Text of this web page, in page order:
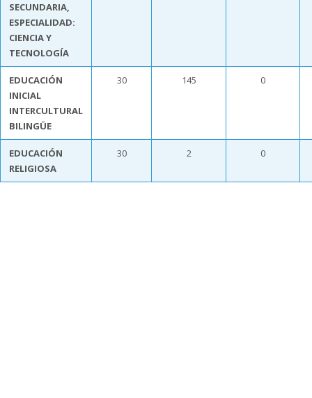
SECUNDARIA,
ESPECIALIDAD:
CIENCIA Y
TECNOLOGÍA
EDUCACIÓN
INICIAL
INTERCULTURAL
BILINGÜE
30 145 0
EDUCACIÓN
RELIGIOSA
30 2 0